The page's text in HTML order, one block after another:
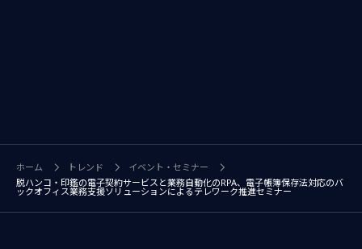
ホーム トレンド
イベント・セミナー
脱ハンコ・印鑑の電子契約サービスと業務自動化のRPA、電子帳簿保存法対応のバ
ックオフィス業務支援ソリューションによるテレワーク推進セミナー